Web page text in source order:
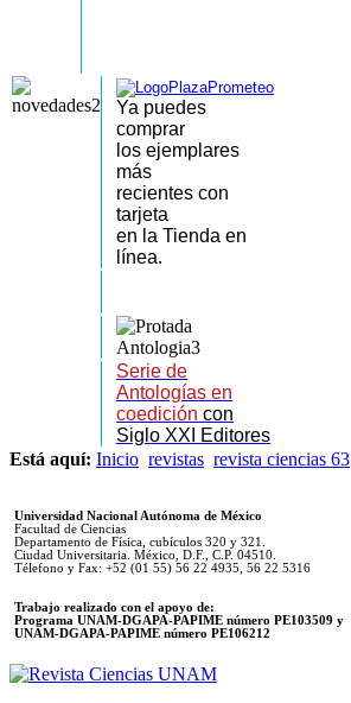
Ya puedes
comprar
los ejemplares
más
recientes con
tarjeta
en la Tienda en
línea.
Serie de
Antologías en
coedición con
Siglo XXI Editores
Está aquí: Inicio revistas revista ciencias 63
Universidad Nacional Autónoma de México
Facultad de Ciencias
Departamento de Física, cubículos 320 y 321.
Ciudad Universitaria. México, D.F., C.P. 04510.
Télefono y Fax: +52 (01 55) 56 22 4935, 56 22 5316
Trabajo realizado con el apoyo de:
Programa UNAM-DGAPA-PAPIME número PE103509 y
UNAM-DGAPA-PAPIME número PE106212